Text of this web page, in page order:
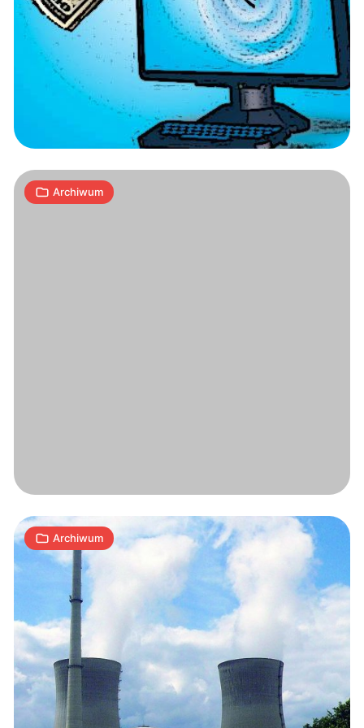
Archiwum
Nowy
sezon
Cyberkryminalnych!
18.08.2009 |
1
min
Archiwum
Prześladowanie